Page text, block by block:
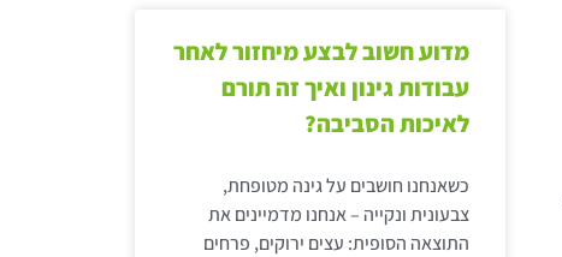
מדוע חשוב לבצע מיחזור לאחר
עבודות גינון ואיך זה תורם
לאיכות הסביבה?
כשאנחנו חושבים על גינה מטופחת,
צבעונית ונקייה – אנחנו מדמיינים את
התוצאה הסופית: עצים ירוקים, פרחים